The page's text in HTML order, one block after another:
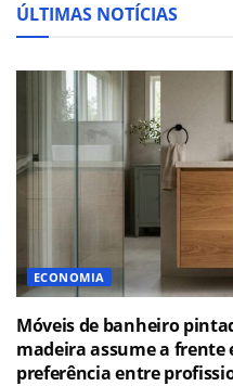
ÚLTIMAS NOTÍCIAS
ECONOMIA
Móveis de banheiro
madeira assume a frente
preferência entre